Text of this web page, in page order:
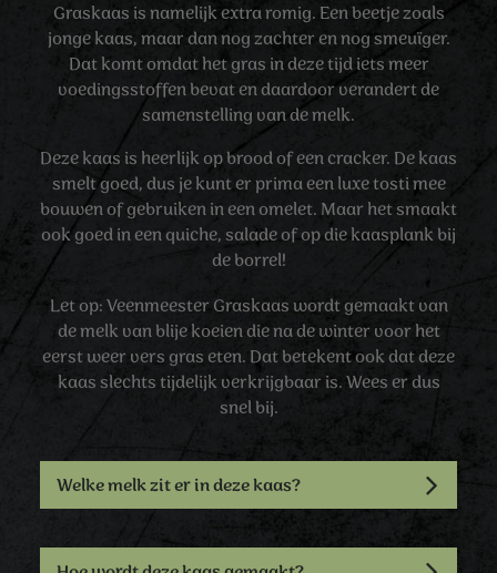
Graskaas is namelijk extra romig. Een beetje zoals
jonge kaas, maar dan nog zachter en nog smeuïger.
Dat komt omdat het gras in deze tijd iets meer
voedingsstoffen bevat en daardoor verandert de
samenstelling van de melk.
Deze kaas is heerlijk op brood of een cracker. De kaas
smelt goed, dus je kunt er prima een luxe tosti mee
bouwen of gebruiken in een omelet. Maar het smaakt
ook goed in een quiche, salade of op die kaasplank bij
de borrel!
Let op: Veenmeester Graskaas wordt gemaakt van
de melk van blije koeien die na de winter voor het
eerst weer vers gras eten. Dat betekent ook dat deze
kaas slechts tijdelijk verkrijgbaar is. Wees er dus
snel bij.
Welke melk zit er in deze kaas?